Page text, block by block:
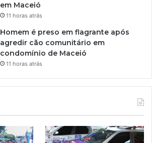
em Maceió
11 horas atrás
Homem é preso em flagrante após
agredir cão comunitário em
condomínio de Maceió
11 horas atrás